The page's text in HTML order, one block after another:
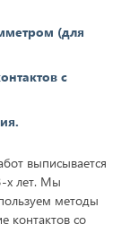
(для
с
выписывается
х лет. Мы
методы
контактов со